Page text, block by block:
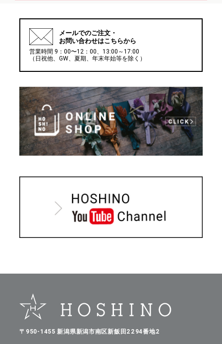
メールでのご注文・
お問い合わせはこちらから
営業時間 9：00〜12：00、13:00～17:00
（日祝他、GW、夏期、年末年始等を除く）
〒950-1455 新潟県新潟市南区新飯田2294番地2